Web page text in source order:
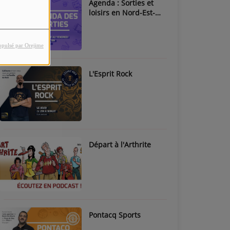
par Orejime
Agenda : Sorties et
loisirs en Nord-Est-
L'Esprit Rock
Départ à l'Arthrite
Pontacq Sports